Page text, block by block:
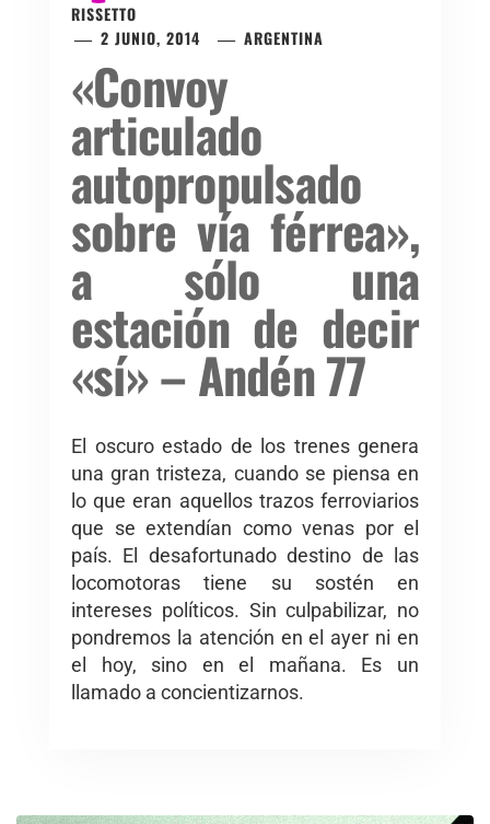
RISSETTO
2 JUNIO, 2014
ARGENTINA
«Convoy
articulado
autopropulsado
sobre vía férrea»,
a sólo una
estación de decir
«sí» – Andén 77
El oscuro estado de los trenes genera
una gran tristeza, cuando se piensa en
lo que eran aquellos trazos ferroviarios
que se extendían como venas por el
país. El desafortunado destino de las
locomotoras tiene su sostén en
intereses políticos. Sin culpabilizar, no
pondremos la atención en el ayer ni en
el hoy, sino en el mañana. Es un
llamado a concientizarnos.